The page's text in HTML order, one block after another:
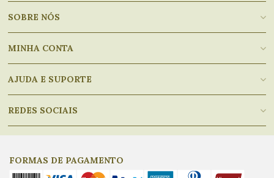
SOBRE NÓS
MINHA CONTA
AJUDA E SUPORTE
REDES SOCIAIS
FORMAS DE PAGAMENTO